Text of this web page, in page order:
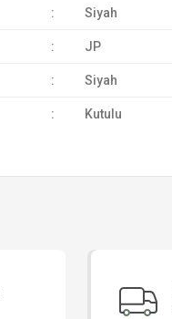
: Siyah
: JP
: Siyah
: Kutulu